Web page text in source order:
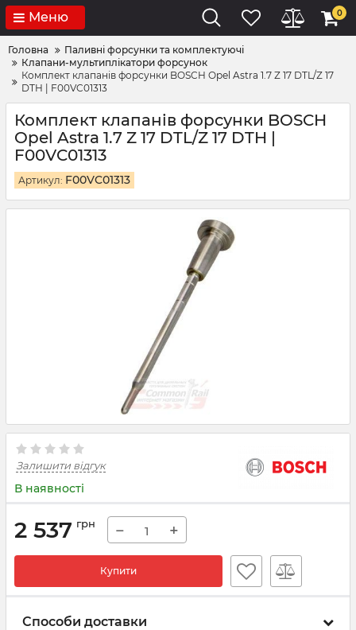
Меню 0
Головна
Паливні форсунки та комплектуючі
Клапани-мультиплікатори форсунок
Комплект клапанів форсунки BOSCH Opel Astra 1.7 Z 17 DTL/Z 17
DTH | F00VC01313
Комплект клапанів форсунки BOSCH
Opel Astra 1.7 Z 17 DTL/Z 17 DTH |
F00VC01313
Артикул: F00VC01313
Залишити відгук
В наявності
2 537 грн − +
Купити
Способи доставки